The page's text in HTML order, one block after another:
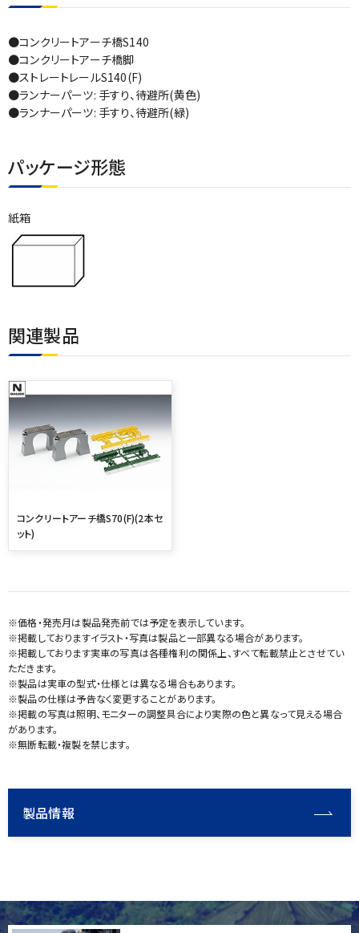
●コンクリートアーチ橋S140
●コンクリートアーチ橋脚
●ストレートレールS140(F)
●ランナーパーツ: 手すり、待避所(黄色)
●ランナーパーツ: 手すり、待避所(緑)
パッケージ形態
紙箱
関連製品
コンクリートアーチ橋S70(F)(2本セ
ット)
※価格・発売月は製品発売前では予定を表示しています。
※掲載しておりますイラスト・写真は製品と一部異なる場合があります。
※掲載しております実車の写真は各種権利の関係上、すべて転載禁止とさせてい
ただきます。
※製品は実車の型式・仕様とは異なる場合もあります。
※製品の仕様は予告なく変更することがあります。
※掲載の写真は照明、モニターの調整具合により実際の色と異なって見える場合
があります。
※無断転載・複製を禁じます。
製品情報